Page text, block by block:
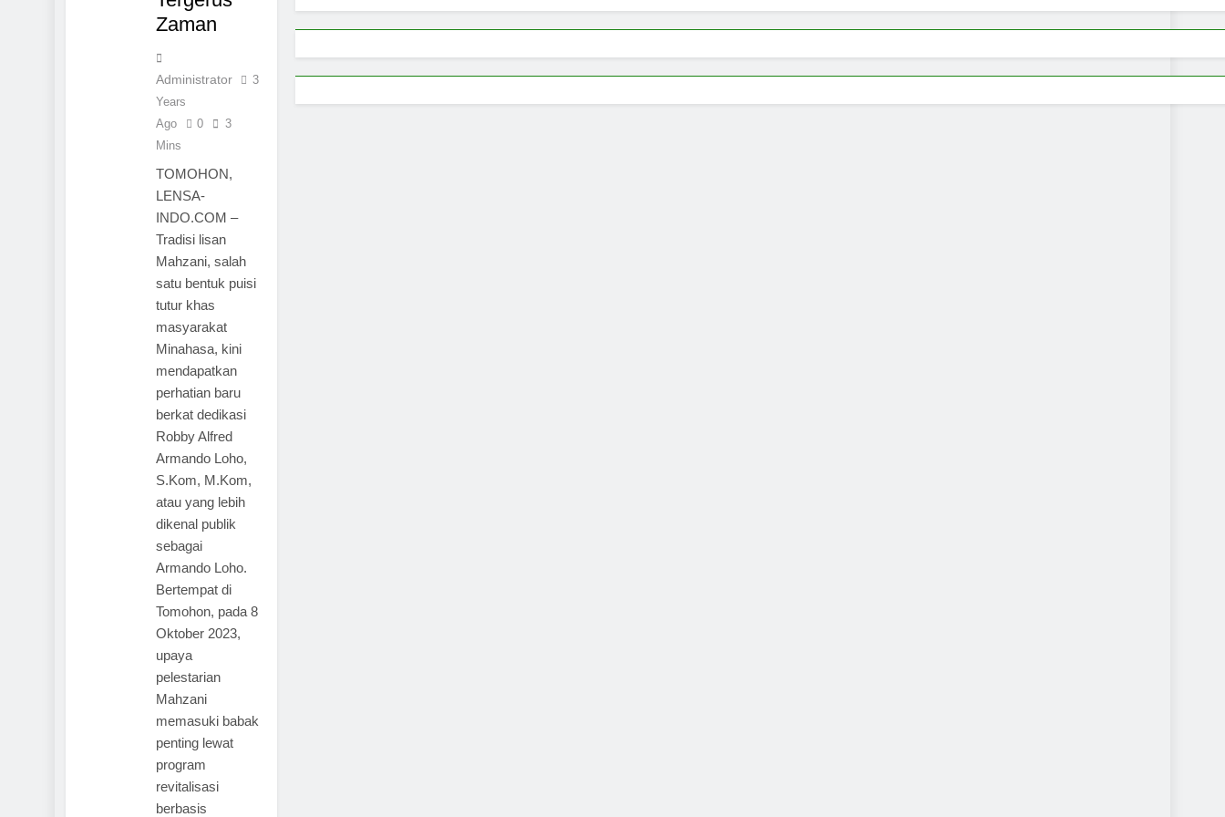
Zaman
Administrator
3
Years
Ago
0
3
Mins
TOMOHON,
LENSA-
INDO.COM –
Tradisi lisan
Mahzani, salah
satu bentuk puisi
tutur khas
masyarakat
Minahasa, kini
mendapatkan
perhatian baru
berkat dedikasi
Robby Alfred
Armando Loho,
S.Kom, M.Kom,
atau yang lebih
dikenal publik
sebagai
Armando Loho.
Bertempat di
Tomohon, pada 8
Oktober 2023,
upaya
pelestarian
Mahzani
memasuki babak
penting lewat
program
revitalisasi
berbasis